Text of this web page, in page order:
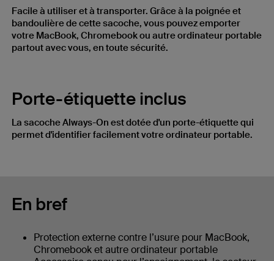
Facile à utiliser et à transporter. Grâce à la poignée et
bandoulière de cette sacoche, vous pouvez emporter
votre MacBook, Chromebook ou autre ordinateur portable
partout avec vous, en toute sécurité.
Porte-étiquette inclus
La sacoche Always-On est dotée d'un porte-étiquette qui
permet d'identifier facilement votre ordinateur portable.
En bref
Protection externe contre l’usure pour MacBook,
Chromebook et autre ordinateur portable